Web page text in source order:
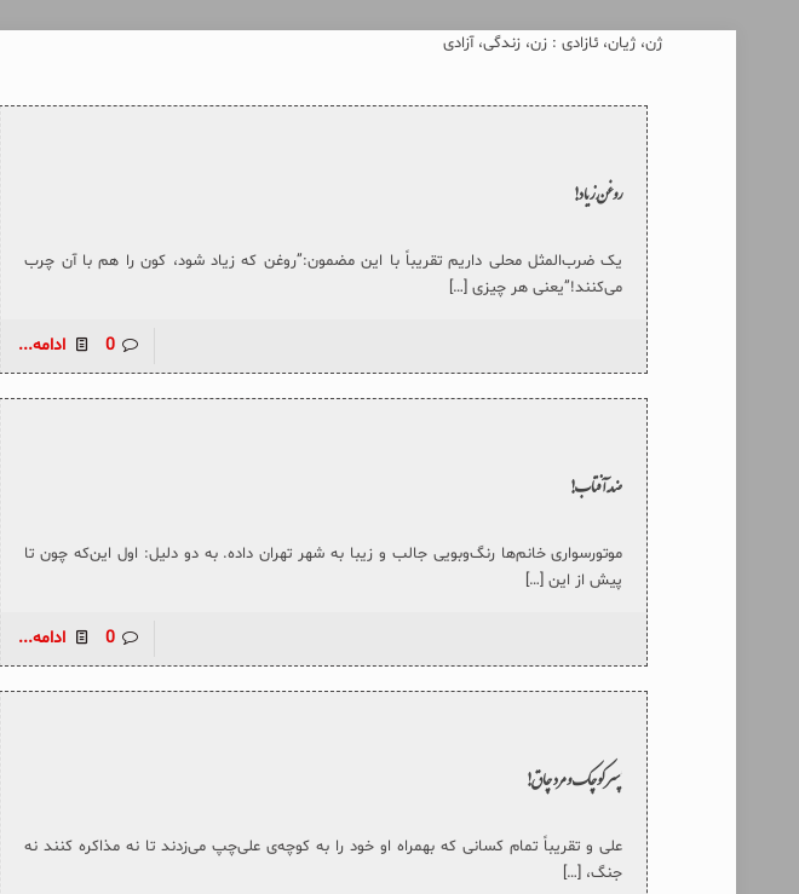
ژن، ژیان، ئازادی : زن، زندگی، آزادی
روغنِ زیاد!
یک ضرب‌المثل محلی داریم تقریباً با این مضمون:”روغن که زیاد شود، کون را هم با آن چرب
می‌کنند!”یعنی هر چیزی[…]
0 ادامه...
ضدِ آفتاب!
موتورسواری خانم‌ها رنگ‌وبویی جالب و زیبا به شهر تهران داده. به دو دلیل: اول این‌که چون تا
پیش از این[…]
0 ادامه...
پسر کوچک و مرد چاق!
علی و تقریباً تمام کسانی که بهمراه او خود را به کوچه‌ی علی‌چپ می‌زدند تا نه مذاکره کنند نه
جنگ، […]